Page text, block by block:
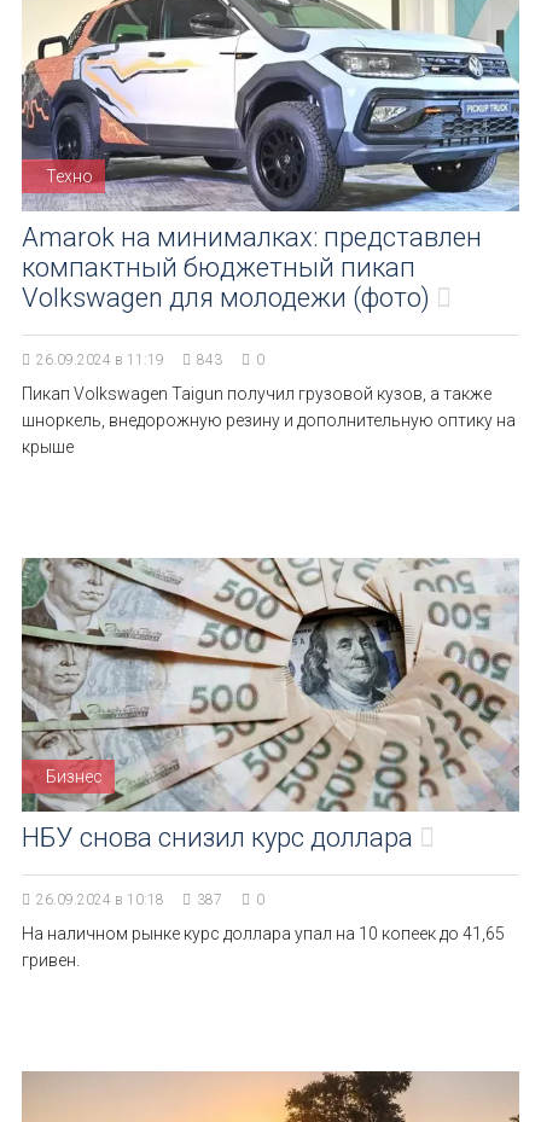
Техно
Amarok на минималках: представлен
компактный бюджетный пикап
Volkswagen для молодежи (фото)
26.09.2024 в 11:19 843 0
Пикап Volkswagen Taigun получил грузовой кузов, а также
шноркель, внедорожную резину и дополнительную оптику на
крыше
Бизнес
НБУ снова снизил курс доллара
26.09.2024 в 10:18 387 0
На наличном рынке курс доллара упал на 10 копеек до 41,65
гривен.